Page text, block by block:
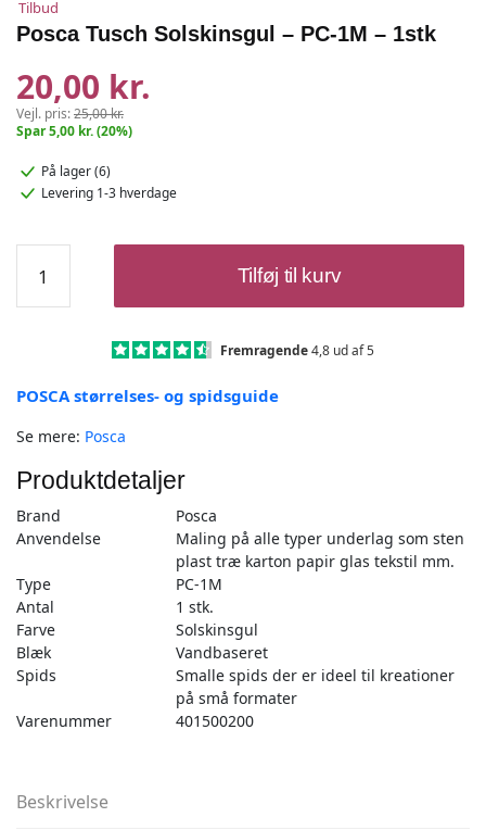
Tilbud
Posca Tusch Solskinsgul – PC-1M – 1stk
20,00 kr.
Vejl. pris:25,00 kr.
Spar 5,00 kr. (20%)
På lager (6)
Levering 1-3 hverdage
Tusch
Solskinsgul
-
antal
Tilføj til kurv
Fremragende4,8 ud af 5
POSCA størrelses- og spidsguide
Se mere: Posca
Produktdetaljer
Brand
Posca
Anvendelse
Maling på alle typer underlag som sten
plast træ karton papir glas tekstil mm.
Type
PC-1M
Antal
1 stk.
Farve
Solskinsgul
Blæk
Vandbaseret
Spids
Smalle spids der er ideel til kreationer
på små formater
Varenummer
401500200
Beskrivelse